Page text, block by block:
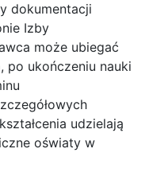
dokumentacji
Izby
może ubiegać
po ukończeniu nauki
udzielają
oświaty w